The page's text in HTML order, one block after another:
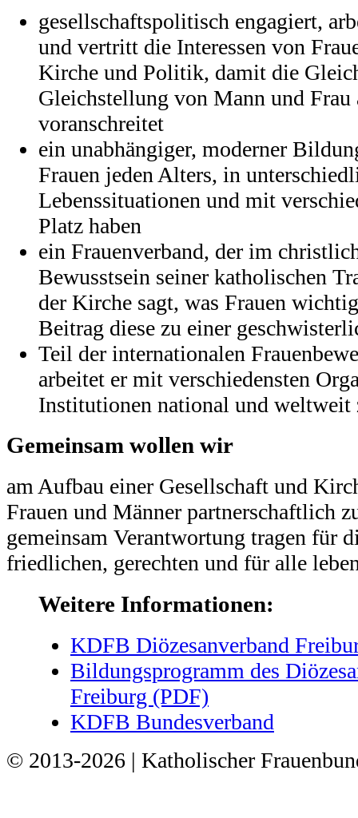
gesellschaftspolitisch engagiert,
und vertritt die Interessen von
Kirche und Politik, damit die
Gleichstellung von Mann und
voranschreitet
ein unabhängiger, moderner
Frauen jeden Alters, in
Lebenssituationen und mit
Platz haben
ein Frauenverband, der im
Bewusstsein seiner katholischen
der Kirche sagt, was Frauen
Beitrag diese zu einer
Teil der internationalen
arbeitet er mit verschiedensten
Institutionen national und weltweit
Gemeinsam wollen wir
am Aufbau einer Gesellschaft und
Frauen und Männer partnerschaftlich
gemeinsam Verantwortung tragen für
friedlichen, gerechten und für alle
Weitere Informationen:
KDFB Diözesanverband
Bildungsprogramm des
Freiburg (PDF)
KDFB Bundesverband
© 2013-2026 | Katholischer